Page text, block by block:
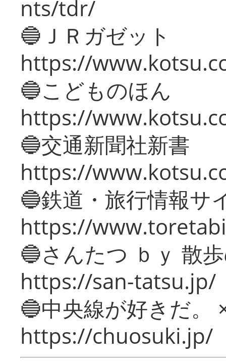
nts/tdr/
🔵ＪＲガゼット
https://
🔵こどものほん
https://
🔵交通新聞社新書
https://
🔵鉄道・旅行情報サ
https://
🔵さんたつ ｂｙ 散
https://san-tatsu.jp/
🔵中央線が好きだ。
https://chuosuki.jp/